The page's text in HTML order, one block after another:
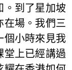
。到了星加坡
在場。我們三
個小時來見我
堂上已經講過